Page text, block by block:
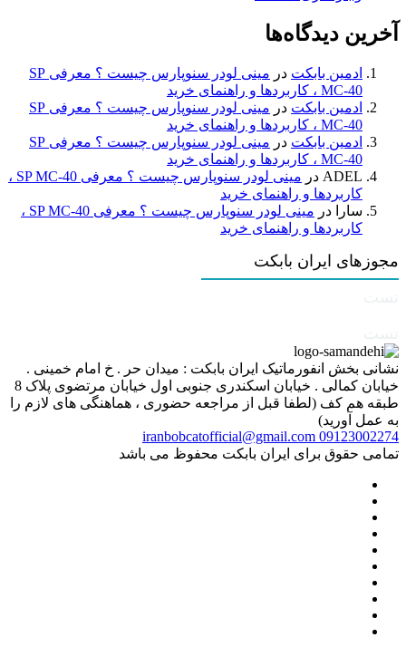
آخرین دیدگاه‌ها
ادمین بابکت در
مینی لودر سنوپارس چیست ؟ معرفی SP
MC-40 ، کاربردها و راهنمای خرید
ادمین بابکت در
مینی لودر سنوپارس چیست ؟ معرفی SP
MC-40 ، کاربردها و راهنمای خرید
ادمین بابکت در
مینی لودر سنوپارس چیست ؟ معرفی SP
MC-40 ، کاربردها و راهنمای خرید
ADEL در
مینی لودر سنوپارس چیست ؟ معرفی SP MC-40 ،
کاربردها و راهنمای خرید
سارا
در
مینی لودر سنوپارس چیست ؟ معرفی SP MC-40 ،
کاربردها و راهنمای خرید
مجوزهای ایران بابکت
نشانی بخش انفورماتیک ایران بابکت : میدان حر . خ امام خمینی .
خیابان کمالی . خیابان اسکندری جنوبی اول خیابان مرتضوی پلاک 8
طبقه هم کف (لطفا قبل از مراجعه حضوری ، هماهنگی های لازم را
به عمل آورید)
09123002274
iranbobcatofficial@gmail.com
تمامی حقوق برای ایران بابکت محفوظ می باشد